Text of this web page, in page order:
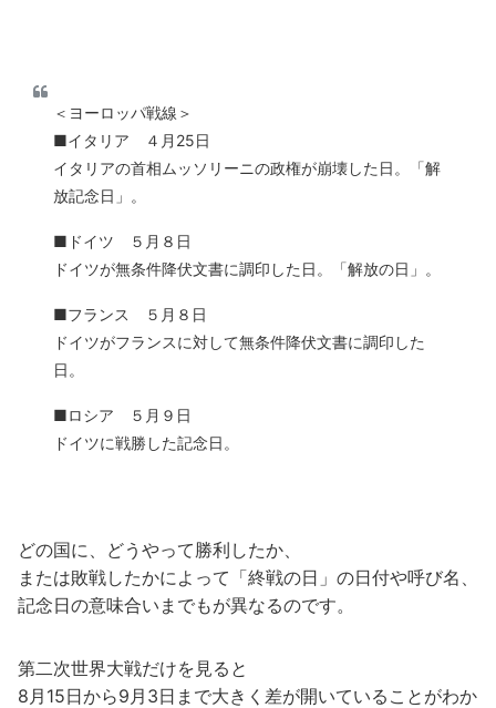
＜ヨーロッパ戦線＞
■イタリア ４月25日
イタリアの首相ムッソリーニの政権が崩壊した日。「解
放記念日」。
■ドイツ ５月８日
ドイツが無条件降伏文書に調印した日。「解放の日」。
■フランス ５月８日
ドイツがフランスに対して無条件降伏文書に調印した
日。
■ロシア ５月９日
ドイツに戦勝した記念日。
どの国に、どうやって勝利したか、
または敗戦したかによって「終戦の日」の日付や呼び名、
記念日の意味合いまでもが異なるのです。
第二次世界大戦だけを見ると
8月15日から9月3日まで大きく差が開いていることがわか